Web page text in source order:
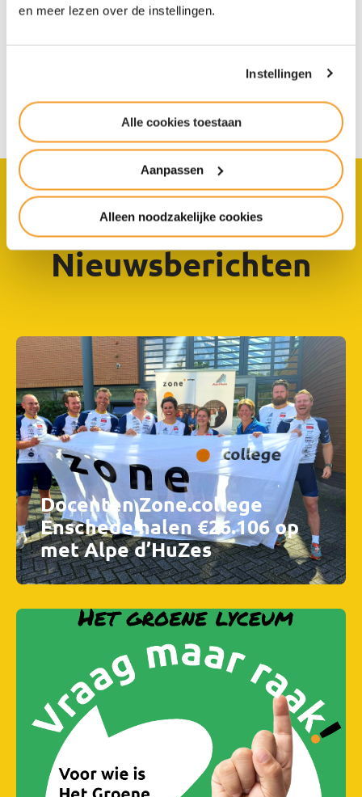
en meer lezen over de instellingen.
Instellingen
Alle cookies toestaan
Aanpassen
Alleen noodzakelijke cookies
Stentor vertelt hij over zijn ervaringen met Het Groene
Lees het verhaal van Jetske
Nieuwsberichten
Docenten Zone.college
Enschede halen €26.106 op
met Alpe d’HuZes